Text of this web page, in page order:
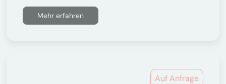
Mehr erfahren
Auf Anfrage